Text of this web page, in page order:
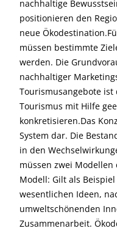
nachhaltige
positionieren den
neue
müssen bestimmte
werden. Die
nachhaltiger
Tourismusangebote
Tourismus mit Hilfe
konkretisieren.Das
System dar. Die
in den
müssen zwei Modellen
Modell: Gilt als
wesentlichen Ideen,
umweltschönenden
Zusammenarbeit.